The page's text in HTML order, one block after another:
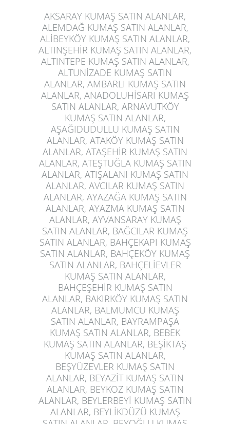
AKSARAY KUMAŞ SATIN ALANLAR,
ALEMDAĞ KUMAŞ SATIN ALANLAR,
ALİBEYKÖY KUMAŞ SATIN ALANLAR,
ALTINŞEHİR KUMAŞ SATIN ALANLAR,
ALTINTEPE KUMAŞ SATIN ALANLAR,
ALTUNİZADE KUMAŞ SATIN
ALANLAR, AMBARLI KUMAŞ SATIN
ALANLAR, ANADOLUHİSARI KUMAŞ
SATIN ALANLAR, ARNAVUTKÖY
KUMAŞ SATIN ALANLAR,
AŞAĞIDUDULLU KUMAŞ SATIN
ALANLAR, ATAKÖY KUMAŞ SATIN
ALANLAR, ATAŞEHİR KUMAŞ SATIN
ALANLAR, ATEŞTUĞLA KUMAŞ SATIN
ALANLAR, ATIŞALANI KUMAŞ SATIN
ALANLAR, AVCILAR KUMAŞ SATIN
ALANLAR, AYAZAĞA KUMAŞ SATIN
ALANLAR, AYAZMA KUMAŞ SATIN
ALANLAR, AYVANSARAY KUMAŞ
SATIN ALANLAR, BAĞCILAR KUMAŞ
SATIN ALANLAR, BAHÇEKAPI KUMAŞ
SATIN ALANLAR, BAHÇEKÖY KUMAŞ
SATIN ALANLAR, BAHÇELİEVLER
KUMAŞ SATIN ALANLAR,
BAHÇEŞEHİR KUMAŞ SATIN
ALANLAR, BAKIRKÖY KUMAŞ SATIN
ALANLAR, BALMUMCU KUMAŞ
SATIN ALANLAR, BAYRAMPAŞA
KUMAŞ SATIN ALANLAR, BEBEK
KUMAŞ SATIN ALANLAR, BEŞİKTAŞ
KUMAŞ SATIN ALANLAR,
BEŞYÜZEVLER KUMAŞ SATIN
ALANLAR, BEYAZİT KUMAŞ SATIN
ALANLAR, BEYKOZ KUMAŞ SATIN
ALANLAR, BEYLERBEYİ KUMAŞ SATIN
ALANLAR, BEYLİKDÜZÜ KUMAŞ